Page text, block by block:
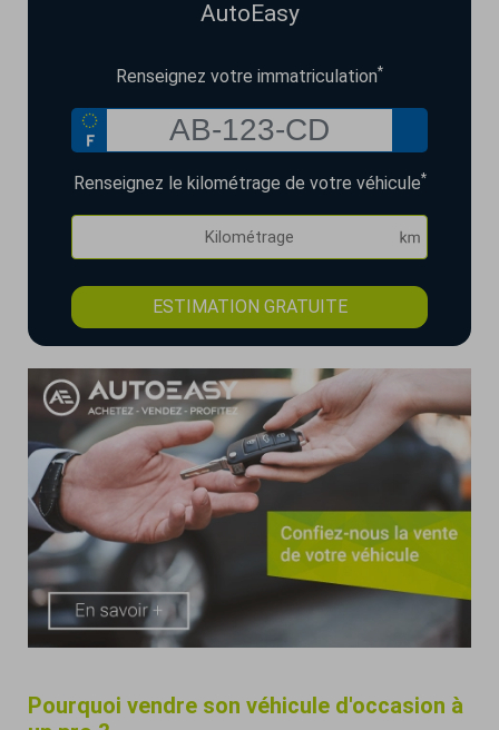
Pourquoi vendre son véhicule d'occasion à
AutoEasy
Renseignez votre immatriculation*
Renseignez le kilométrage de votre véhicule*
ESTIMATION GRATUITE